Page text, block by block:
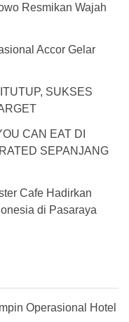
Resmikan Wajah
Accor Gelar
SUKSES
CAN EAT DI
SEPANJANG
Cafe Hadirkan
di Pasaraya
Operasional Hotel